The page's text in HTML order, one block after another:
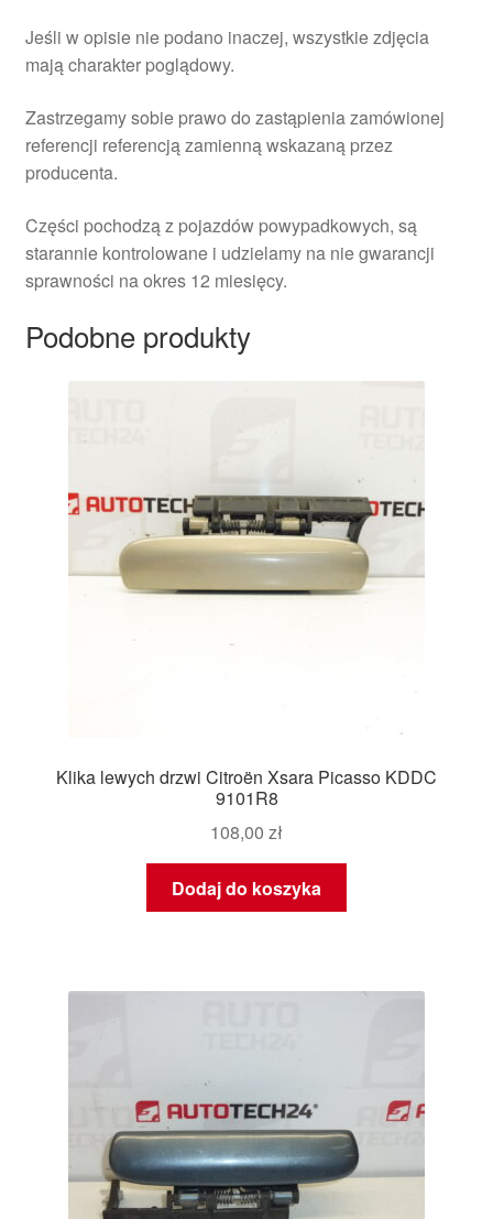
Jeśli w opisie nie podano inaczej, wszystkie zdjęcia
mają charakter poglądowy.
Zastrzegamy sobie prawo do zastąpienia zamówionej
referencji referencją zamienną wskazaną przez
producenta.
Części pochodzą z pojazdów powypadkowych, są
starannie kontrolowane i udzielamy na nie gwarancji
sprawności na okres 12 miesięcy.
Podobne produkty
Klika lewych drzwi Citroën Xsara Picasso KDDC
9101R8
108,00 zł
Dodaj do koszyka